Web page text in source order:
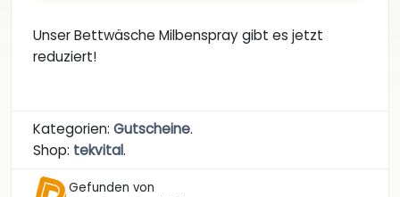
Unser Bettwäsche Milbenspray gibt es jetzt
reduziert!
Kategorien: Gutscheine.
Shop: tekvital.
Gefunden von